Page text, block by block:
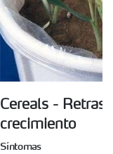
Cereals -
crecimiento
Síntomas